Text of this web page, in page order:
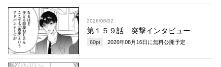
2026/08/02
第１５９話 突撃インタビュー
60pt 2026年08月16日 に無料公開予定